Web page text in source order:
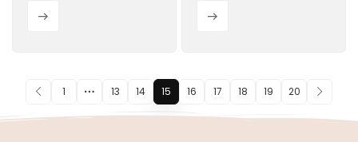
1 13 14 15 16 17 18 19 20